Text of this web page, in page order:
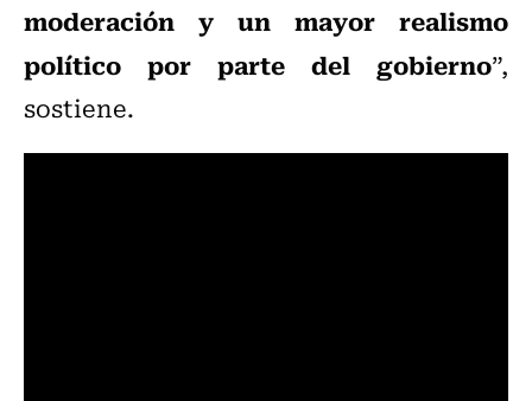
moderación y un mayor realismo
político por parte del gobierno”,
sostiene.